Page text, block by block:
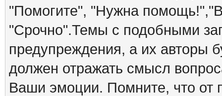
"Помогите", "Нужна
"Срочно".Темы с подобными
предупреждения, а их авторы
должен отражать смысл
Ваши эмоции. Помните, что от